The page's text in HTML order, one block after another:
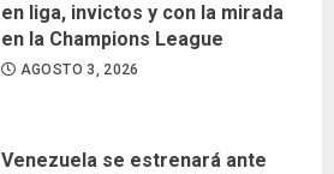
en liga, invictos y con la mirada
en la Champions League
AGOSTO 3, 2026
Venezuela se estrenará ante